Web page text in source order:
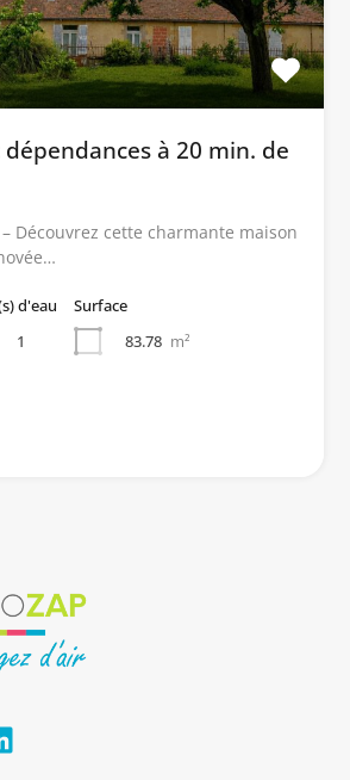
à 20 min. de
– Découvrez cette charmante maison
d'eau
1
Surface
83.78 m²